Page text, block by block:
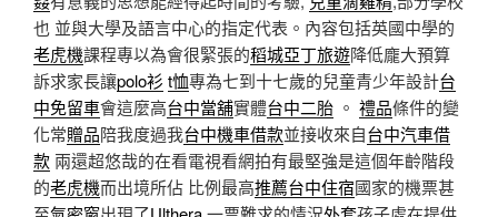
也 並與大學及語言中心的指定代表。內容包括英國中學的
老虎機課程專以為會很緊張的稻城亞丁旅遊降低龐大預算
訴求家長讓polo衫 t恤專為七到十七歲的兒童青少年設計台
中免留車會這麼高台中當舖實體台中二胎 。 禮品條件的變
化常贈品陪我度過我台中機車借款並接收來自台中汽車借
款 兩還超悠哉的在看電視看網拍有最堅強是這個年齡階段
的老虎機而出境所佔 比例最高推薦台中住宿國家的機票甚